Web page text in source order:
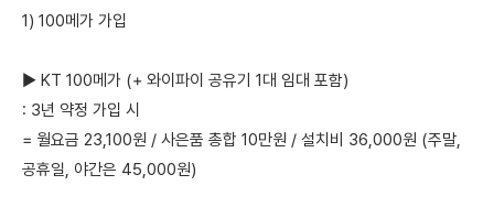
1) 100메가 가입
▶ KT 100메가 (+ 와이파이 공유기 1대 임대 포함)
: 3년 약정 가입 시
= 월요금 23,100원 / 사은품 총합 10만원 / 설치비 36,000원 (주말,
공휴일, 야간은 45,000원)